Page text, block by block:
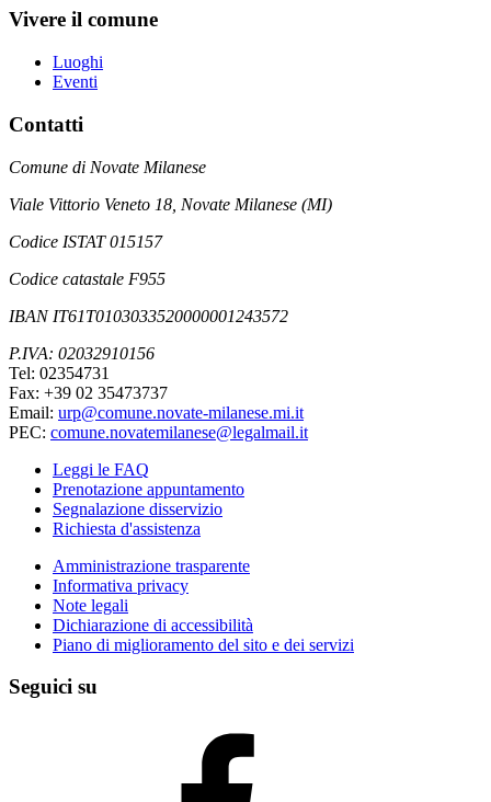
Vivere il comune
Luoghi
Eventi
Contatti
Comune di Novate Milanese
Viale Vittorio Veneto 18, Novate Milanese (MI)
Codice ISTAT 015157
Codice catastale F955
IBAN IT61T0103033520000001243572
P.IVA: 02032910156
Tel: 02354731
Fax: +39 02 35473737
Email: urp@comune.novate-milanese.mi.it
PEC: comune.novatemilanese@legalmail.it
Leggi le FAQ
Prenotazione appuntamento
Segnalazione disservizio
Richiesta d'assistenza
Amministrazione trasparente
Informativa privacy
Note legali
Dichiarazione di accessibilità
Piano di miglioramento del sito e dei servizi
Seguici su